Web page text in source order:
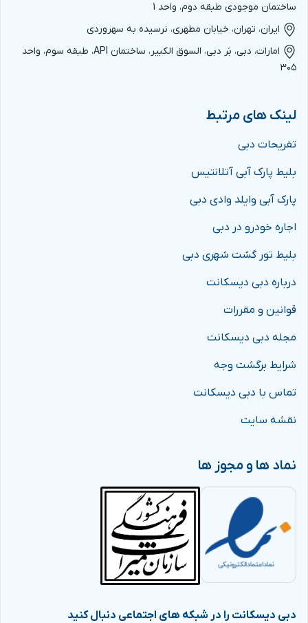
ساختمان موجودی طبقه دوم، واحد 1
ایران، تهران، خیابان مطهری، نرسیده به سهروردی
امارات، دبی، بَر دبی، السوق الکبیر، ساختمان API، طبقه سوم، واحد
۳۰۵
لینک های مرتبط
تفریحات دبی
بلیط پارک آبی آتلانتیس
پارک آبی وایلد وادی دبی
اجاره خودرو در دبی
بلیط تور گشت شهری دبی
درباره دبی دیسکانت
قوانین و مقررات
مجله دبی دیسکانت
شرایط برگشت وجه
تماس با دبی دیسکانت
نقشه سایت
نماد ها و مجوز ها
دبی دیسکانت را در شبکه های اجتماعی دنبال کنید